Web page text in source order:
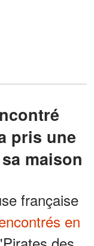
pris une
maison
française
en